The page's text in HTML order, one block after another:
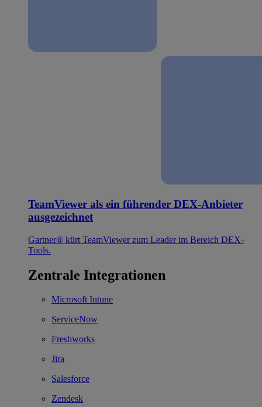
TeamViewer als ein führender DEX-Anbieter
ausgezeichnet
Gartner® kürt TeamViewer zum Leader im Bereich DEX-
Tools.
Zentrale Integrationen
Microsoft Intune
ServiceNow
Freshworks
Jira
Salesforce
Zendesk